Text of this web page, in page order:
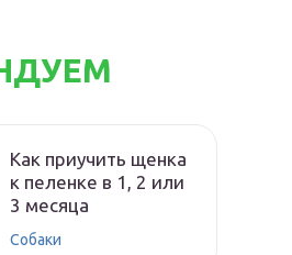
Как приучить щенка
к пеленке в 1, 2 или
3 месяца
Собаки